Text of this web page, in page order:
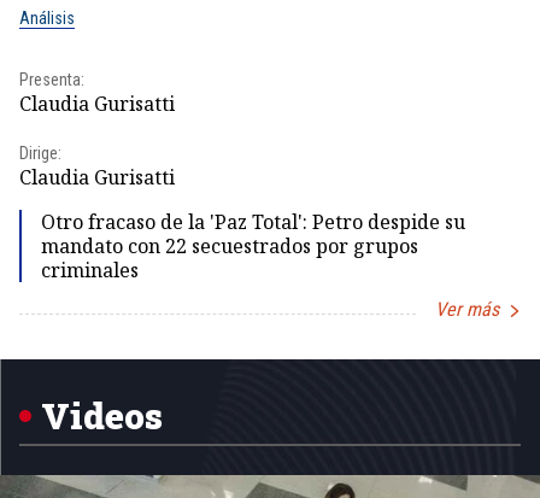
Análisis
Presenta:
Claudia Gurisatti
Dirige:
Claudia Gurisatti
Otro fracaso de la 'Paz Total': Petro despide su
mandato con 22 secuestrados por grupos
criminales
Ver más
1
Videos